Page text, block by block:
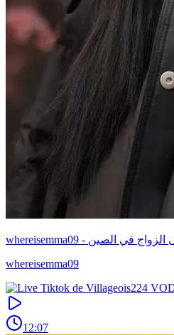
whereisemma09
12:07